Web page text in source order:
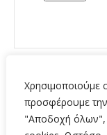
Χρησιμοποιούμε
προσφέρουμε την
"Αποδοχή όλων",